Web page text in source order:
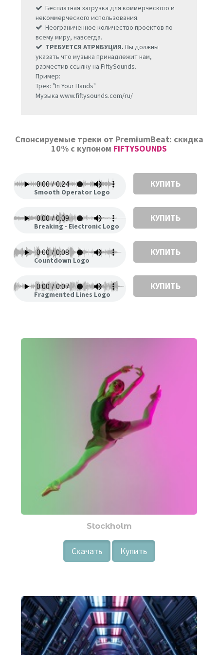
Бесплатная загрузка для коммерческого и
некоммерческого использования.
Неограниченное количество проектов по
всему миру, навсегда.
ТРЕБУЕТСЯ АТРИБУЦИЯ. Вы должны
указать что музыка принадлежит нам,
разместив ссылку на FiftySounds.
Пример:
Трек: "In Your Hands"
Музыка www.fiftysounds.com/ru/
Спонсируемые треки от PremiumBeat: скидка
10% с купоном FIFTYSOUNDS
Smooth Operator Logo
КУПИТЬ
Breaking - Electronic Logo
КУПИТЬ
Countdown Logo
КУПИТЬ
Fragmented Lines Logo
КУПИТЬ
Stockholm
Скачать Купить